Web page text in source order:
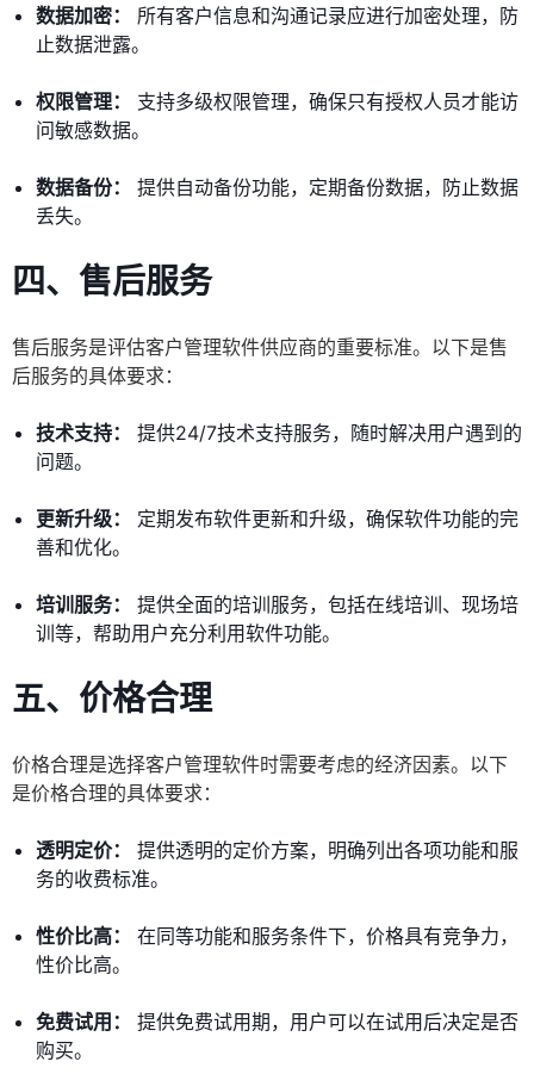
数据加密：
所有客户信息和沟通记录应进行加密处理，防
止数据泄露。
权限管理：
支持多级权限管理，确保只有授权人员才能访
问敏感数据。
数据备份：
提供自动备份功能，定期备份数据，防止数据
丢失。
四、售后服务
售后服务是评估客户管理软件供应商的重要标准。以下是售
后服务的具体要求：
技术支持：
提供24/7技术支持服务，随时解决用户遇到的
问题。
更新升级：
定期发布软件更新和升级，确保软件功能的完
善和优化。
培训服务：
提供全面的培训服务，包括在线培训、现场培
训等，帮助用户充分利用软件功能。
五、价格合理
价格合理是选择客户管理软件时需要考虑的经济因素。以下
是价格合理的具体要求：
透明定价：
提供透明的定价方案，明确列出各项功能和服
务的收费标准。
性价比高：
在同等功能和服务条件下，价格具有竞争力，
性价比高。
免费试用：
提供免费试用期，用户可以在试用后决定是否
购买。